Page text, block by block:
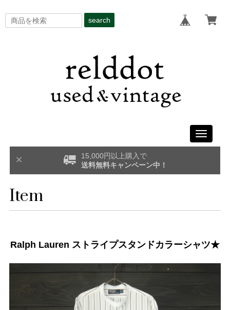
search
Toggle
15,000円以上購入で
送料無料キャンペーン中！
Item
Ralph Lauren ストライプスタンドカラーシャツ★